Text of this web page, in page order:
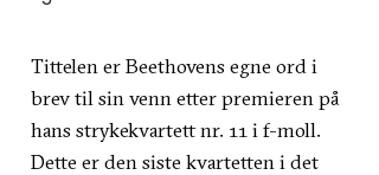
Tittelen er Beethovens egne ord i
brev til sin venn etter premieren på
hans strykekvartett nr. 11 i f-moll.
Dette er den siste kvartetten i det